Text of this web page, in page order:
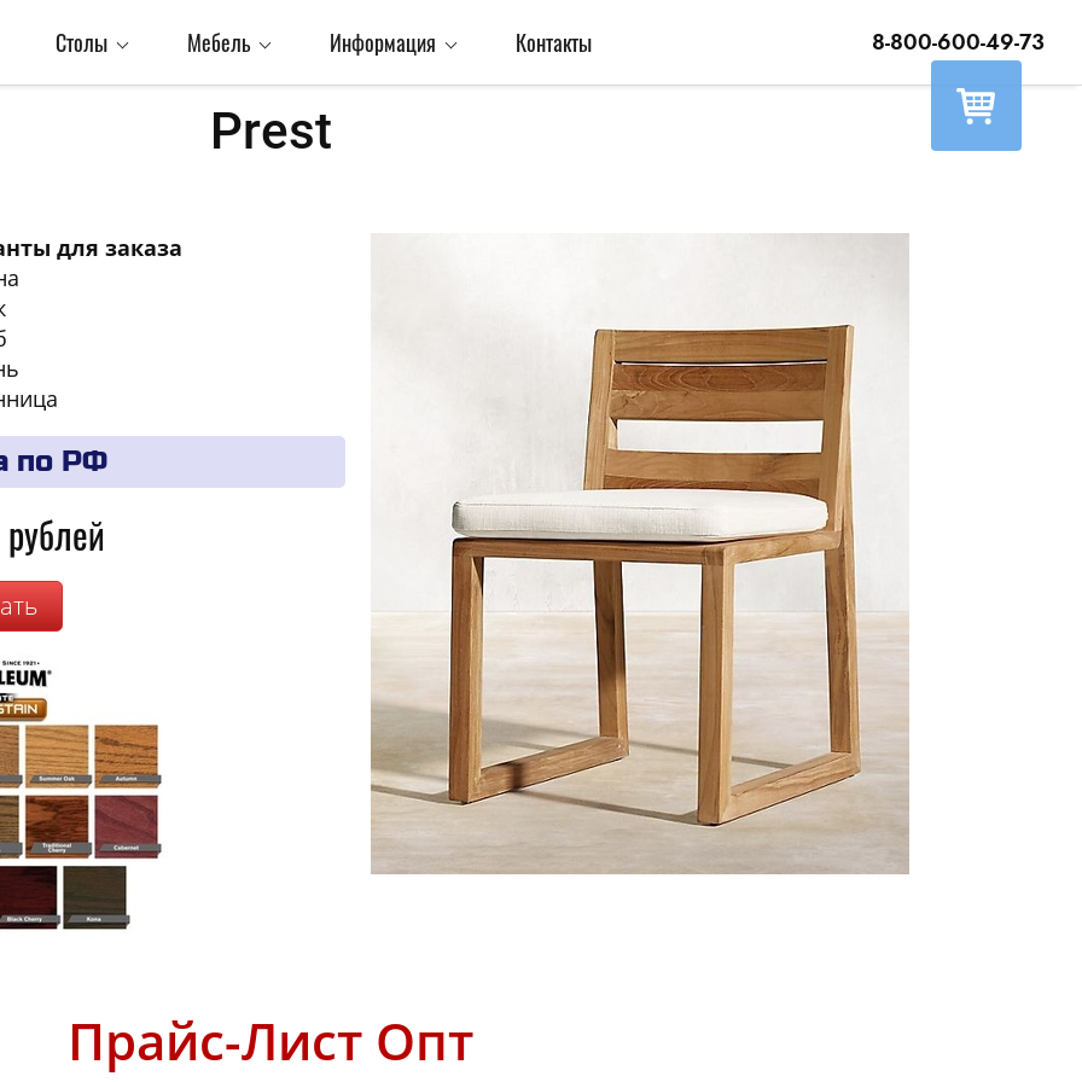
Столы Мебель Информация Контакты 8-800-600-49-73
Prest
для заказа
по РФ
Прайс-Лист Опт